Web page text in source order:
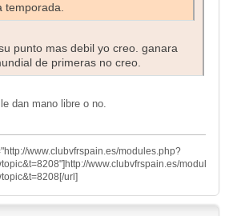
temporada.
punto mas debil yo creo. ganara
de primeras no creo.
dan mano libre o no.
www.clubvfrspain.es/modules.php?
www.clubvfrspain.es/
url]